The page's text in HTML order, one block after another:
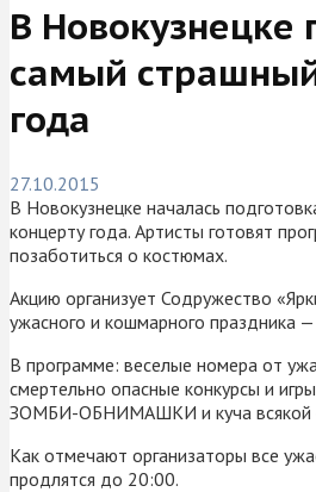
В Новокузнецке
самый
года
27.10.2015
В Новокузнецке началась
концерту года. Артисты готовят
позаботиться о костюмах.
Акцию организует Содружество
ужасного и кошмарного праздника
В программе: веселые номера от
смертельно опасные конкурсы и
ЗОМБИ-ОБНИМАШКИ и куча всякой
Как отмечают организаторы все
продлятся до 20:00.